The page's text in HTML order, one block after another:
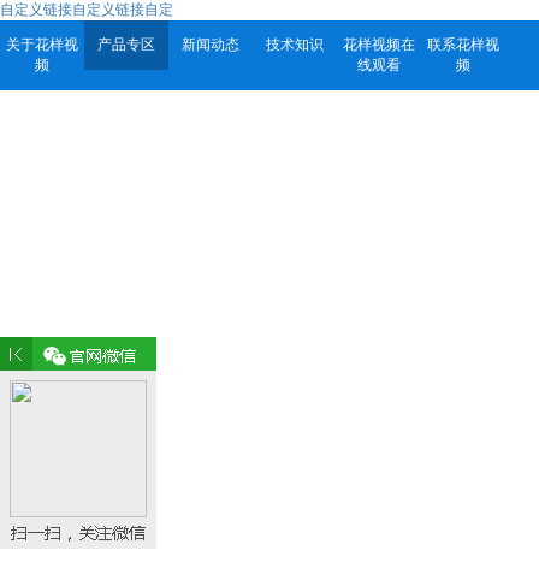
自定义链接自定义链接自定
关于花样视
频
产品专区 新闻动态 技术知识
花样视频在
线观看
联系花样视
频